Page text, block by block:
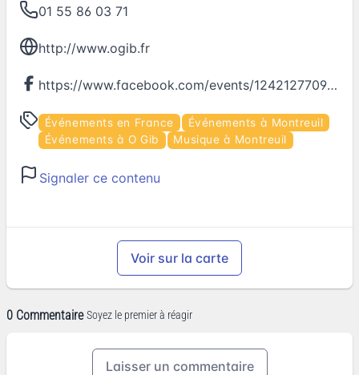
01 55 86 03 71
http://www.ogib.fr
https://www.facebook.com/events/1242127709212099
Événements en France
Événements à Montreuil
Événements à O Gib
Musique à Montreuil
Signaler ce contenu
Voir sur la carte
0 Commentaire Soyez le premier à réagir
Laisser un commentaire